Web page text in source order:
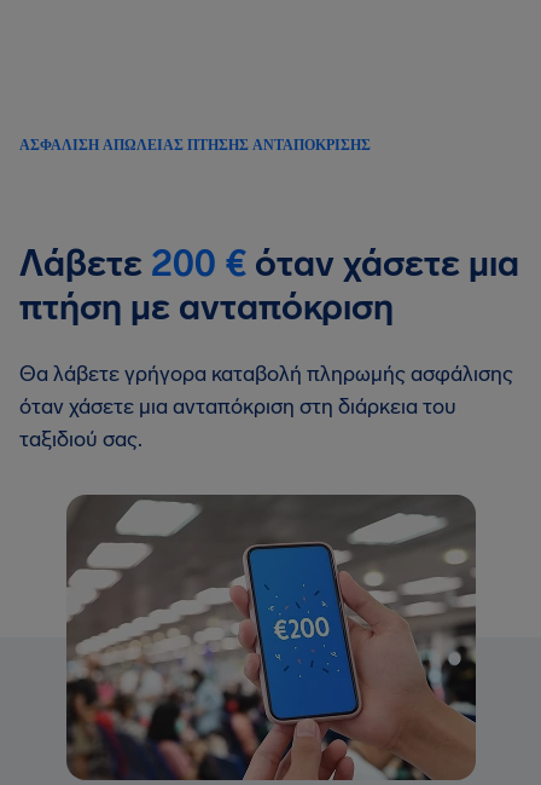
ΑΣΦΆΛΙΣΗ ΑΠΏΛΕΙΑΣ ΠΤΉΣΗΣ ΑΝΤΑΠΌΚΡΙΣΗΣ
Λάβετε 200 € όταν χάσετε μια
πτήση με ανταπόκριση
Θα λάβετε γρήγορα καταβολή πληρωμής ασφάλισης
όταν χάσετε μια ανταπόκριση στη διάρκεια του
ταξιδιού σας.